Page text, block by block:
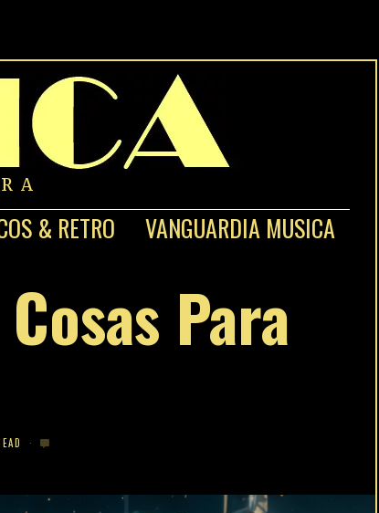
& RETRO VANGUARDIA MUSICA
Para